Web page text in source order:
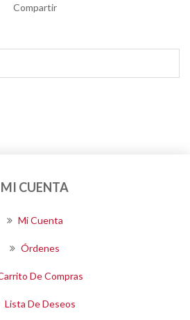
Compartir
MI CUENTA
Mi Cuenta
Órdenes
De Compras
Lista De Deseos